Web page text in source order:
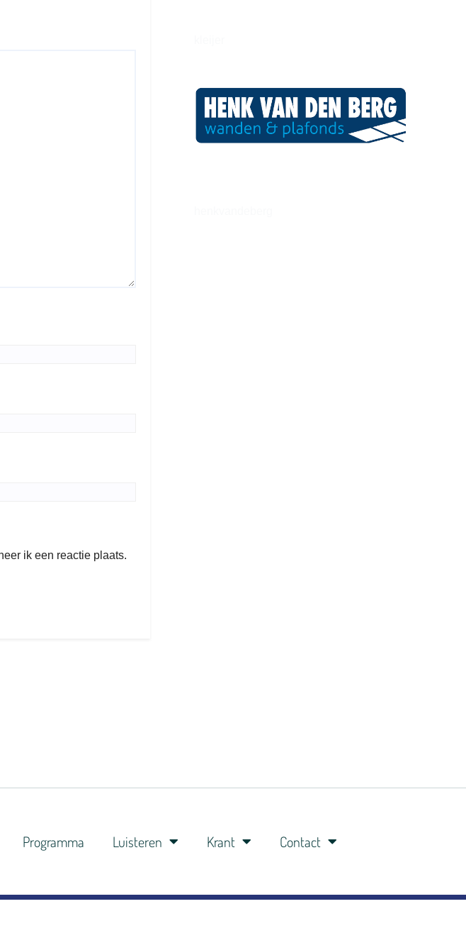
ik een reactie plaats.
Programma Luisteren Krant Contact